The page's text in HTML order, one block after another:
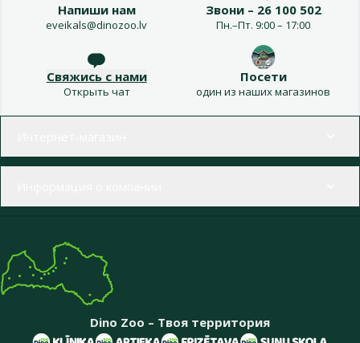
Напиши нам
eveikals@dinozoo.lv
Звони – 26 100 502
Пн.–Пт. 9:00 – 17:00
Свяжись с нами
Открыть чат
Посети
один из наших магазинов
Dino Zoo – Твоя территория